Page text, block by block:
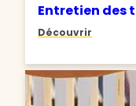
Entretien des
Découvrir